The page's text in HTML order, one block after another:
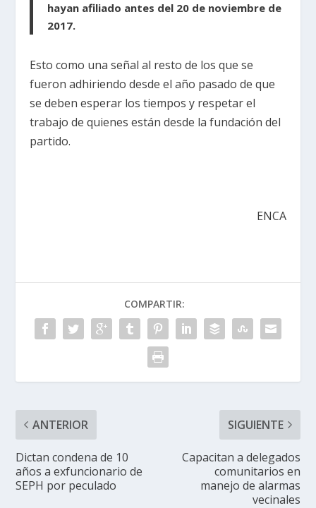
hayan afiliado antes del 20 de noviembre de
2017.
Esto como una señal al resto de los que se
fueron adhiriendo desde el año pasado de que
se deben esperar los tiempos y respetar el
trabajo de quienes están desde la fundación del
partido.
ENCA
COMPARTIR:
ANTERIOR
Dictan condena de 10
años a exfuncionario de
SEPH por peculado
SIGUIENTE
Capacitan a delegados
comunitarios en
manejo de alarmas
vecinales